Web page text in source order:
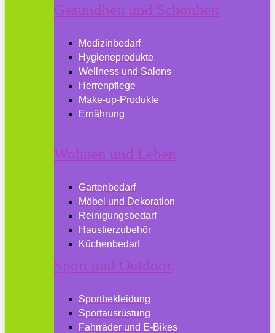
Gesundheit und Schönheit
Medizinbedarf
Hygieneprodukte
Wellness und Salons
Herrenpflege
Make-up-Produkte
Ernährung
Wohnen und Leben
Gartenbedarf
Möbel und Dekoration
Reinigungsbedarf
Haustierzubehör
Küchenbedarf
Sport und Outdoor
Sportbekleidung
Sportausrüstung
Fahrräder und E-Bikes